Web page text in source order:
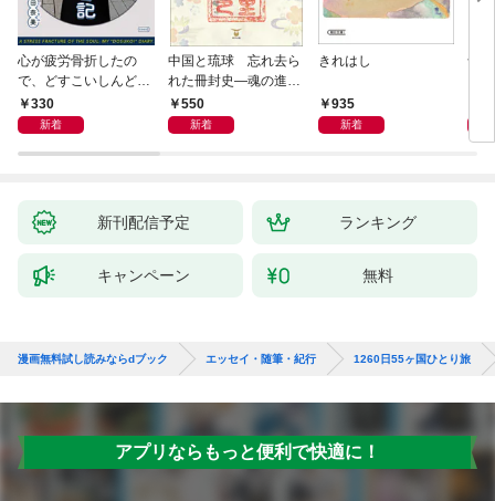
心が疲労骨折したの
で、どすこいしんどみ
日記330
新着
中国と琉球 忘れ去ら
れた冊封史―魂の進化
―550
新着
きれはし
935
新着
母
新刊配信予定 ランキング
キャンペーン 無料
漫画無料試し読みならdブック エッセイ・随筆・紀行 1260日55ヶ国ひとり旅
アプリならもっと便利で快適に！